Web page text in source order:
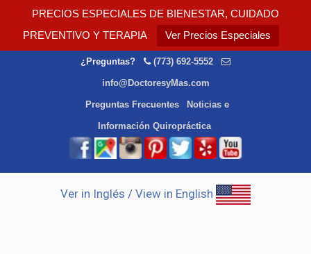
PRECIOS ESPECIALES DE BIENESTAR, CUIDADO
PREVENTIVO Y TERAPIA
Ver Precios Especiales
¿Preguntas? (773) 692-5552
info@DoctoresyMas.com
Preguntas Frecuentes Noticias e
Información Quiropráctica
Ver in Inglés / View in English